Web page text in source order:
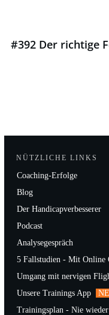
#392 Der richtige
NÜTZLICHE LINKS
Coaching-Erfolge
Blog
Der Handicapverbesserer
Podcast
Analysegespräch
5 Fallstudien - Mit
Umgang mit nervigen
Unsere Trainings App
Trainingsplan - Nie